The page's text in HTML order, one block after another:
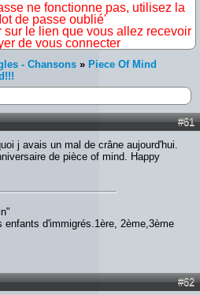
ne fonctionne pas, utilisez la
de passe oublié'
le lien que vous allez recevoir
de vous connecter
- Chansons » Piece Of Mind
#61
j avais un mal de crâne aujourd'hui.
de pièce of mind. Happy
d'immigrés.1ère, 2ème,3ème
#62